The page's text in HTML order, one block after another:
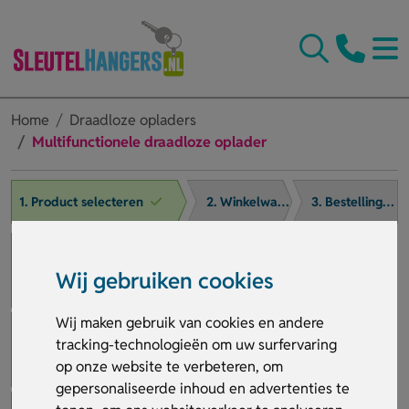
Wij gebruiken cookies
Wij maken gebruik van cookies en andere
tracking-technologieën om uw surfervaring
op onze website te verbeteren, om
gepersonaliseerde inhoud en advertenties te
Home
Draadloze opladers
Multifunctionele draadloze oplader
1. Product selecteren 2. Winkelwagen 3. Bestelling afronden